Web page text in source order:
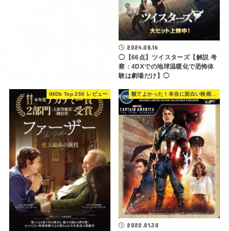
2024.08.16
◯【66点】ツイスターズ【解説 考
察：4DXでの地球温暖化で恐怖体
験は劇場だけ】◯
IMDb Top 250 レビュー
2022.01.30